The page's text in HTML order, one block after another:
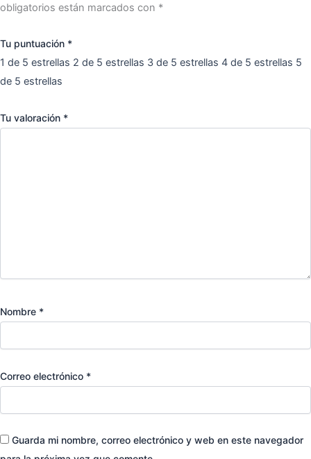
obligatorios están marcados con *
Tu puntuación *
1 de 5 estrellas 2 de 5 estrellas 3 de 5 estrellas 4 de 5 estrellas 5
de 5 estrellas
Tu valoración *
Nombre *
Correo electrónico *
Guarda mi nombre, correo electrónico y web en este navegador